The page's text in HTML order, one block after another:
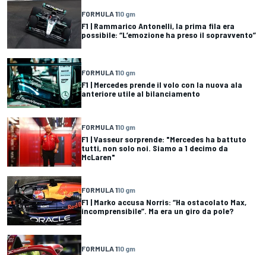
FORMULA 110 gm
F1 | Rammarico Antonelli, la prima fila era
possibile: “L’emozione ha preso il sopravvento”
FORMULA 110 gm
F1 | Mercedes prende il volo con la nuova ala
anteriore utile al bilanciamento
FORMULA 110 gm
F1 | Vasseur sorprende: "Mercedes ha battuto
tutti, non solo noi. Siamo a 1 decimo da
McLaren"
FORMULA 110 gm
F1 | Marko accusa Norris: “Ha ostacolato Max,
incomprensibile”. Ma era un giro da pole?
FORMULA 110 gm